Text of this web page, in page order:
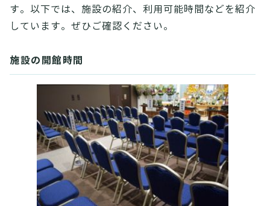
す。以下では、施設の紹介、利用可能時間などを紹介
しています。ぜひご確認ください。
施設の開館時間